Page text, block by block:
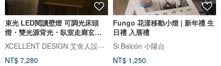
束光 LED閱讀壁燈 可調光床頭
燈・雙光源背光・臥室走廊玄關
燈
XCELLENT DESIGN 艾舍人設計燈飾
NT$ 7,280
Fungo 花漾移動小燈 | 新年禮 生
日禮 入厝禮
Si Balcón 小陽台
NT$ 1,250